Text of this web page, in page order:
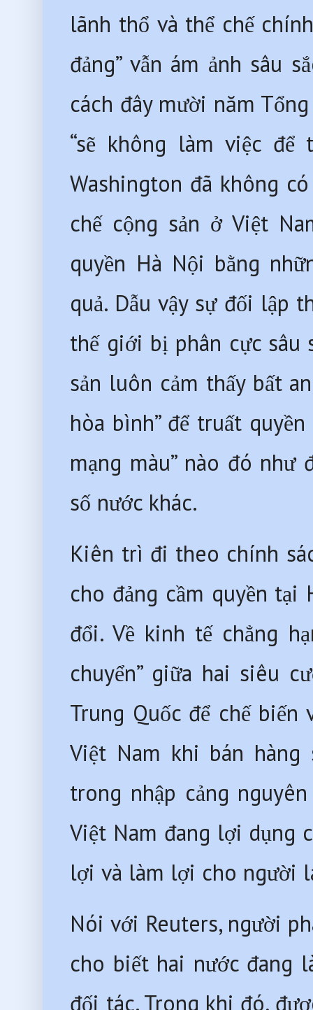
lãnh thổ và thể chế
đảng” vẫn ám ảnh sâu
cách đây mười năm
“sẽ không làm việc để
Washington đã không
chế cộng sản ở Việt
quyền Hà Nội bằng
quả. Dẫu vậy sự đối lập
thế giới bị phân cực sâu
sản luôn cảm thấy bất
hòa bình” để truất
mạng màu” nào đó như
số nước khác.
Kiên trì đi theo chính
cho đảng cầm quyền
đổi. Về kinh tế chẳng
chuyển” giữa hai siêu
Trung Quốc để chế
Việt Nam khi bán
trong nhập cảng
Việt Nam đang lợi dụng
lợi và làm lợi cho người
Nói với Reuters, người
cho biết hai nước đang
đối tác. Trong khi đó,